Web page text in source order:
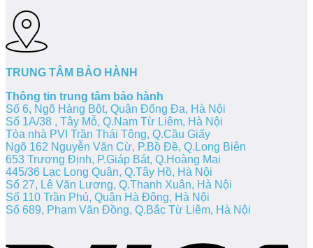
TRUNG TÂM BẢO HÀNH
Thông tin trung tâm bảo hành
Số 6, Ngõ Hàng Bột, Quận Đống Đa, Hà Nội
Số 1A/38 , Tây Mỗ, Q.Nam Từ Liêm, Hà Nội
Tòa nhà PVI Trần Thái Tông, Q.Cầu Giấy
Ngõ 162 Nguyễn Văn Cừ, P.Bồ Đề, Q.Long Biên
653 Trương Định, P.Giáp Bát, Q.Hoàng Mai
445/36 Lạc Long Quân, Q.Tây Hồ, Hà Nội
Số 27, Lê Văn Lương, Q.Thanh Xuân, Hà Nội
Số 110 Trần Phú, Quận Hà Đông, Hà Nội
Số 689, Phạm Văn Đồng, Q.Bắc Từ Liêm, Hà Nội